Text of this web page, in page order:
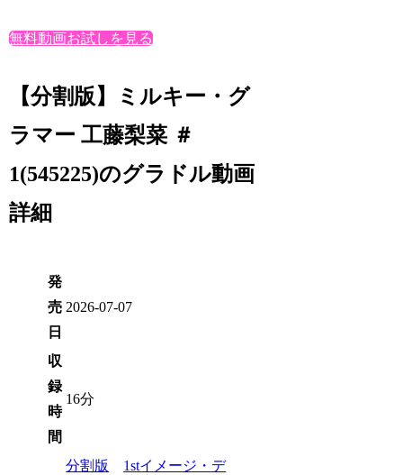
無料動画お試しを見る
【分割版】ミルキー・グ
ラマー 工藤梨菜 ＃
1(545225)のグラドル動画
詳細
発
売
日
2026-07-07
収
録
時
間
16分
分割版
1stイメージ・デ